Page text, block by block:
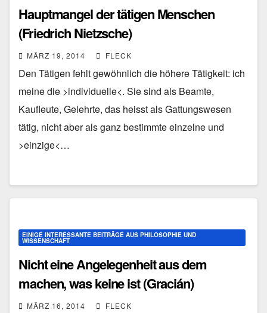
Hauptmangel der tätigen Menschen
(Friedrich Nietzsche)
MÄRZ 19, 2014 FLECK
Den Tätigen fehlt gewöhnlich die höhere Tätigkeit: ich
meine die >individuelle<. Sie sind als Beamte,
Kaufleute, Gelehrte, das heisst als Gattungswesen
tätig, nicht aber als ganz bestimmte einzelne und
>einzige<…
EINIGE INTERESSANTE BEITRÄGE AUS PHILOSOPHIE UND
WISSENSCHAFT
Nicht eine Angelegenheit aus dem
machen, was keine ist (Gracián)
MÄRZ 16, 2014 FLECK